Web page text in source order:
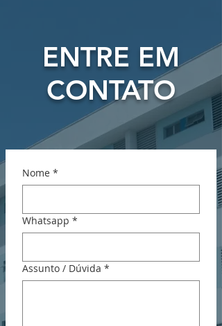
ENTRE EM
CONTATO
Nome *
Whatsapp *
Assunto / Dúvida *